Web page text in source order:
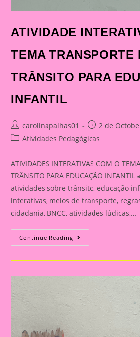
ATIVIDADE
TEMA TRANSPORTE
TRÂNSITO PARA
INFANTIL
Post
author:
carolinapalhas01
Post
published:
2 de
PostAtividades Pedagógicas
ATIVIDADES INTERATIVAS COM O
TRÂNSITO PARA EDUCAÇÃO INFANTIL
atividades sobre trânsito, educação
interativas, meios de transporte,
cidadania, BNCC, atividades lúdicas,…
Continue Reading ATIVIDADE
INTERATIVA
O
E
TRÂNSITO
EDUCAÇÃO
INFANTIL